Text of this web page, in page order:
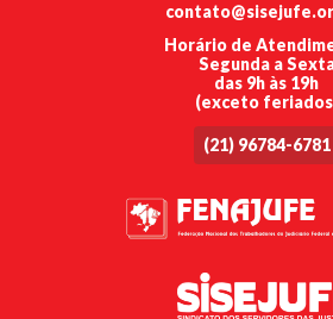
Horário de
Segunda a
das 9h às 19h
(exceto
(21) 96784-6781